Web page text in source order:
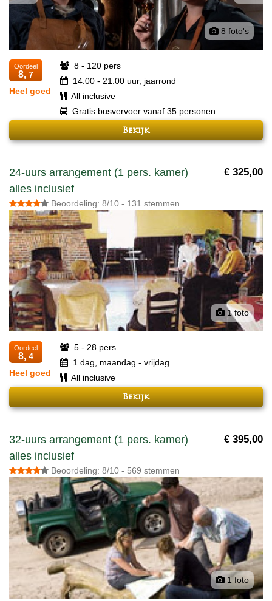
8 foto's
Oordeel
8, 7
Heel goed
8 - 120 pers
14:00 - 21:00 uur, jaarrond
All inclusive
Gratis busvervoer vanaf 35 personen
Bekijk
24-uurs arrangement (1 pers. kamer)
alles inclusief
€ 325,00
Beoordeling: 8/10 - 131 stemmen
1 foto
Oordeel
8, 4
Heel goed
5 - 28 pers
1 dag, maandag - vrijdag
All inclusive
Bekijk
32-uurs arrangement (1 pers. kamer)
alles inclusief
€ 395,00
Beoordeling: 8/10 - 569 stemmen
1 foto